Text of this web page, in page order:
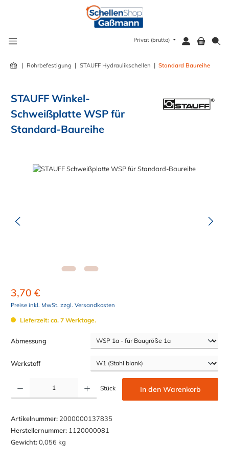
Privat (brutto)
| Rohrbefestigung | STAUFF Hydraulikschellen | Standard Baureihe
STAUFF Winkel-
Schweißplatte WSP für
Standard-Baureihe
Bildergalerie überspringen
3,70 €
Preise inkl. MwSt. zzgl. Versandkosten
Lieferzeit: ca. 7 Werktage.
Abmessung
Werkstoffauswählen
Produkt Anzahl: Gib den gewünschten Wert ein oder benutze die Schaltflächen um die Anzahl
Stück In den Warenkorb
Artikelnummer: 2000000137835
Herstellernummer: 1120000081
Gewicht:0,056 kg